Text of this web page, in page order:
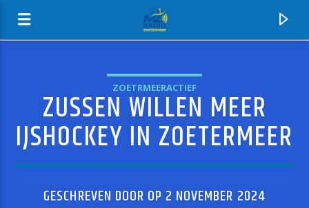
MZ-RADIO
ZOETRMEERACTIEF
ZUSSEN WILLEN MEER
IJSHOCKEY IN ZOETERMEER
GESCHREVEN DOOR OP 2 NOVEMBER 2024